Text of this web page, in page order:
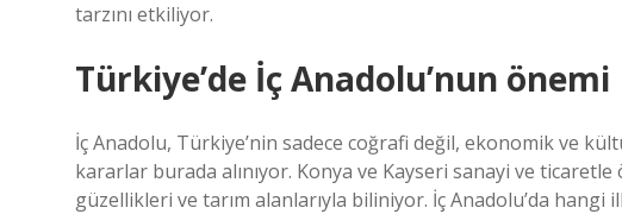
tarzını etkiliyor.
Türkiye’de İç Anadolu’nun önemi
İç Anadolu, Türkiye’nin sadece coğrafi değil, ekonomik ve
kararlar burada alınıyor. Konya ve Kayseri sanayi ve ticaretle
güzellikleri ve tarım alanlarıyla biliniyor. İç Anadolu’da